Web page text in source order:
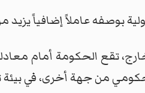
بوصفه عاملاً إضافياً
تقع الحكومة أمام
من جهة أخرى، في بيئة